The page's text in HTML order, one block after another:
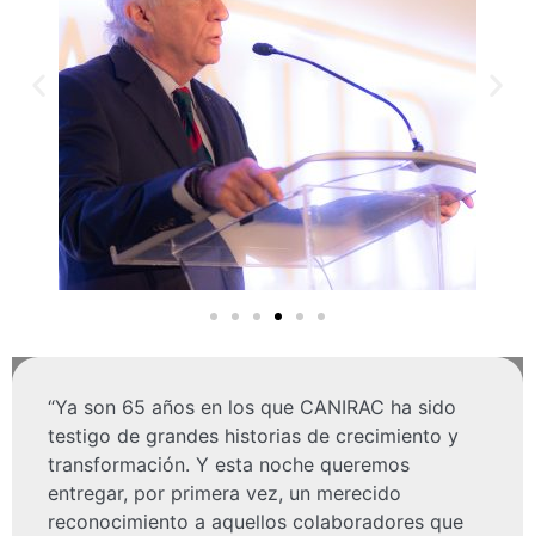
“Ya son 65 años en los que CANIRAC ha sido
testigo de grandes historias de crecimiento y
transformación. Y esta noche queremos
entregar, por primera vez, un merecido
reconocimiento a aquellos colaboradores que